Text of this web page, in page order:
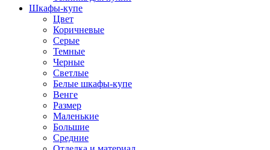
Шкафы-купе
Цвет
Коричневые
Серые
Темные
Черные
Светлые
Белые шкафы-купе
Венге
Размер
Маленькие
Большие
Средние